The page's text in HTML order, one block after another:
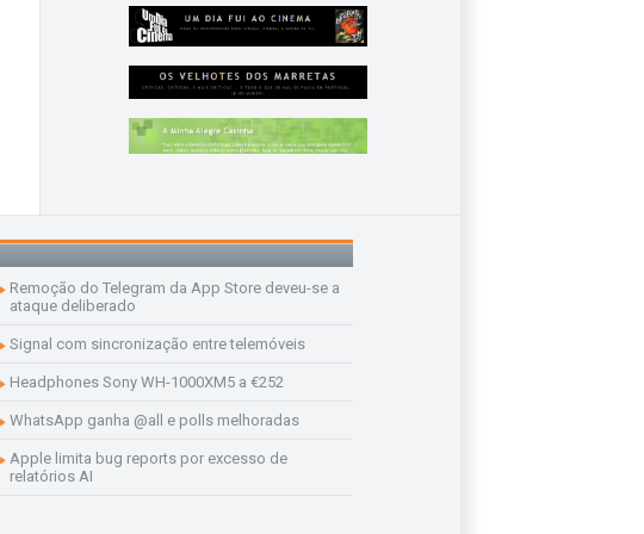
Remoção do Telegram da App Store deveu-se a
ataque deliberado
Signal com sincronização entre telemóveis
Headphones Sony WH-1000XM5 a €252
WhatsApp ganha @all e polls melhoradas
Apple limita bug reports por excesso de
relatórios AI